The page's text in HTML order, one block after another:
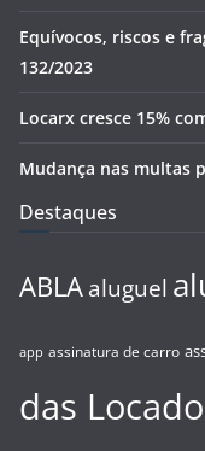
Equívocos, riscos e
132/2023
Locarx cresce 15%
Mudança nas multas
Destaques
ABLA aluguel
app assinatura de carro
das